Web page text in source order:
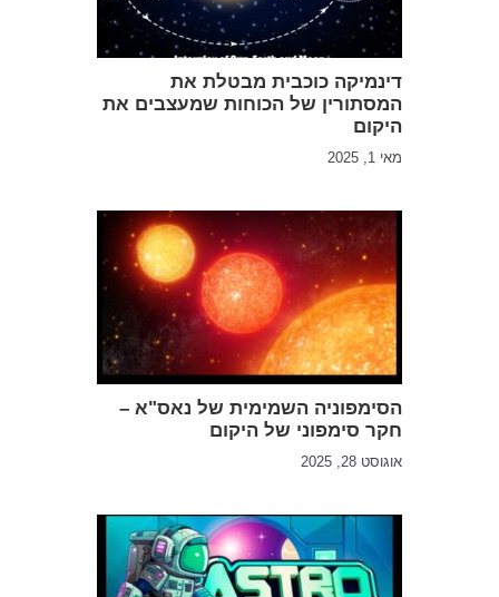
דינמיקה כוכבית מבטלת את
המסתורין של הכוחות שמעצבים את
היקום
מאי 1, 2025
הסימפוניה השמימית של נאס"א –
חקר סימפוני של היקום
אוגוסט 28, 2025